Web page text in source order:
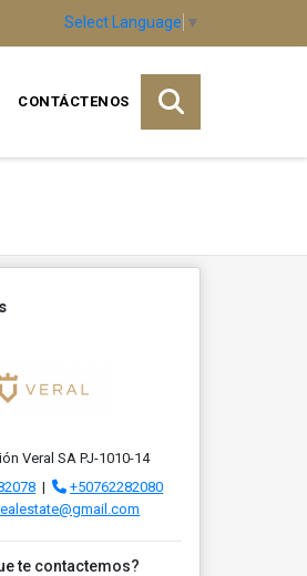
Select Language ▼
CONTÁCTENOS
Veral SA PJ-1010-14
|
+50762282080
te contactemos?